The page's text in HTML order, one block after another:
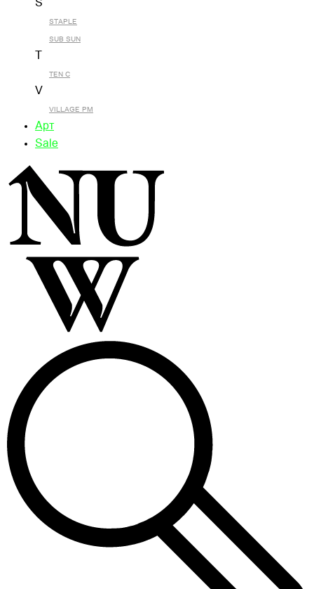
S
STAPLE
SUB SUN
TEN C
V
VILLAGE PM
Арт
Sale